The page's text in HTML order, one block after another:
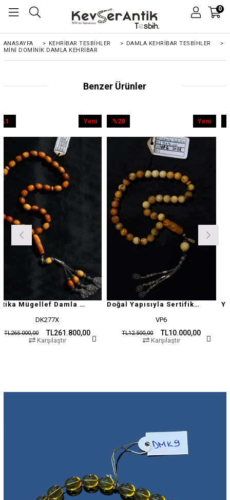
0
ANASAYFA > KEHRIBAR TESBIHLER > DAMLA KEHRİBAR TESBİHLER
>
MINI DOMINIK DAMLA KEHRIBAR
Benzer Ürünler
Antika Mügellef Damla Kehribar Tesbih
TL261.800,00
Karşılaştır
Doğal Yapısıyla Sertifikalı Damla Kehribar Tesbih
TL10.000,00
TL12.500,00
%20
Karşılaştır
%9
%9İndirim